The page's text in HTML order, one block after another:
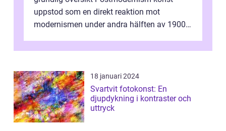
uppstod som en direkt reaktion mot
modernismen under andra hälften av 1900-
...
18 januari 2024
Svartvit fotokonst: En
djupdykning i kontraster och
uttryck